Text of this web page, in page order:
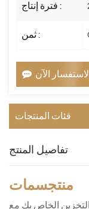
فترة إنتاج :
ثمن :
الاستفسار الآن
فئات المنتجات
تفاصيل المنتج
منتجسمات
الخاص بك مع